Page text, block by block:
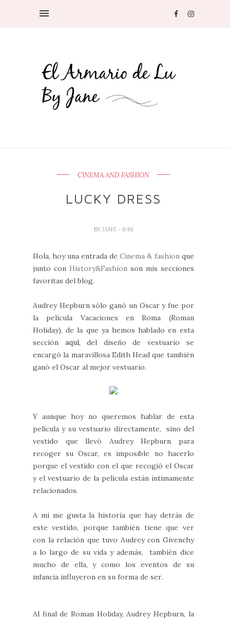
CINEMA AND FASHION
LUCKY DRESS
BYJANE - 0:01
Hola, hoy una entrada deCinema & fashionque
junto con History&Fashionson mis secciones
favoritas del blog.
Audrey Hepburn sólo ganó un Oscar y fue por
la película Vacaciones en Roma (Roman
Holiday), de la que ya hemos hablado en esta
sección aquí, del diseño de vestuario se
encargó la maravillosa Edith Head que también
ganó el Oscar al mejor vestuario.
Y aunque hoy no queremos hablar de esta
película y su vestuario directamente, sino del
vestido que llevó Audrey Hepburn para
recoger su Oscar, es imposible no hacerlo
porque el vestido con el que recogió el Oscar
y el vestuario de la película están intimamente
relacionados.
A mi me gusta la historia que hay detrás de
este vestido, porque también tiene que ver
con la relación que tuvo Audrey con Givenchy
a lo largo de su vida y además, también dice
mucho de ella, y como los eventos de su
infancia influyeron en su forma de ser.
Al final de Roman Holiday, Audrey Hepburn, la